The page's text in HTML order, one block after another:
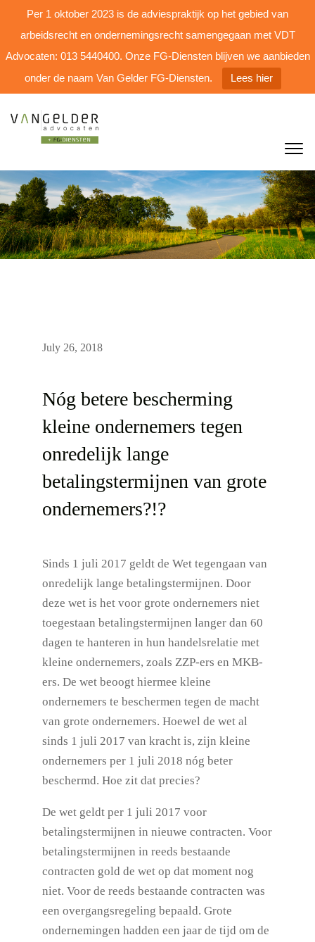
Per 1 oktober 2023 is de adviespraktijk op het gebied van
arbeidsrecht en ondernemingsrecht samengegaan met VDT
Advocaten: 013 5440400. Onze FG-Diensten blijven we aanbieden
onder de naam Van Gelder FG-Diensten.
Lees hier
July 26, 2018
Nóg betere bescherming
kleine ondernemers tegen
onredelijk lange
betalingstermijnen van grote
ondernemers?!?
Sinds 1 juli 2017 geldt de Wet tegengaan van
onredelijk lange betalingstermijnen. Door
deze wet is het voor grote ondernemers niet
toegestaan betalingstermijnen langer dan 60
dagen te hanteren in hun handelsrelatie met
kleine ondernemers, zoals ZZP-ers en MKB-
ers. De wet beoogt hiermee kleine
ondernemers te beschermen tegen de macht
van grote ondernemers. Hoewel de wet al
sinds 1 juli 2017 van kracht is, zijn kleine
ondernemers per 1 juli 2018 nóg beter
beschermd. Hoe zit dat precies?
De wet geldt per 1 juli 2017 voor
betalingstermijnen in nieuwe contracten. Voor
betalingstermijnen in reeds bestaande
contracten gold de wet op dat moment nog
niet. Voor de reeds bestaande contracten was
een overgangsregeling bepaald. Grote
ondernemingen hadden een jaar de tijd om de